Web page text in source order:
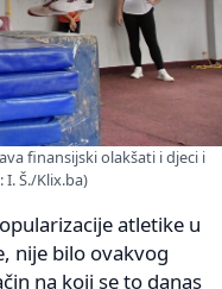
finansijski olakšati i djeci i
Š./Klix.ba)
atletike u
nije bilo ovakvog
na koji se to danas